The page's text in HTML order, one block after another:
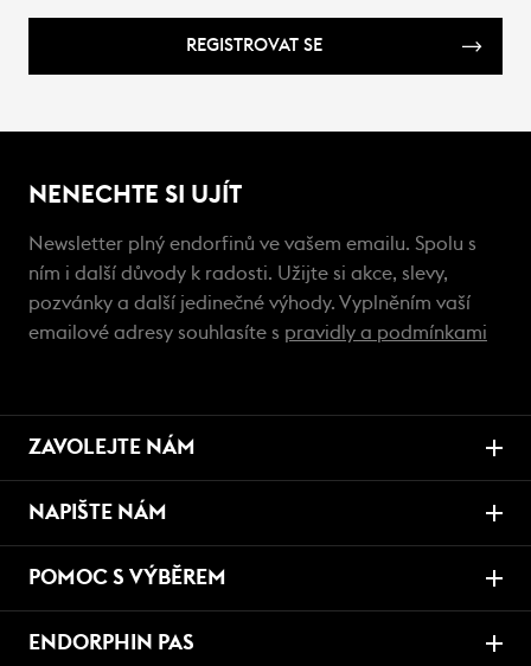
REGISTROVAT SE
NENECHTE SI UJÍT
Newsletter plný endorfinů ve vašem emailu. Spolu s
ním i další důvody k radosti. Užijte si akce, slevy,
pozvánky a další jedinečné výhody. Vyplněním vaší
emailové adresy souhlasíte s pravidly a podmínkami
ZAVOLEJTE NÁM
NAPIŠTE NÁM
POMOC S VÝBĚREM
ENDORPHIN PAS